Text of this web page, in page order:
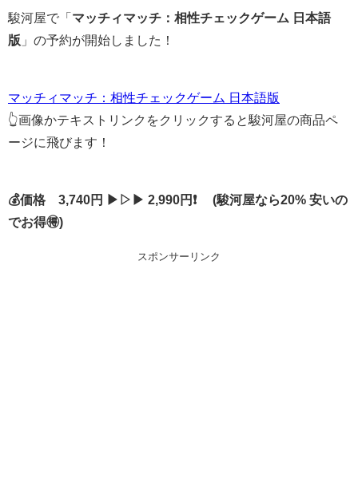
駿河屋で「 マッチィマッチ：相性チェックゲーム 日本語
版 」の予約が開始しました！
マッチィマッチ：相性チェックゲーム 日本語版
👆画像かテキストリンクをクリックすると駿河屋の商品ペ
ージに飛びます！
💰価格 3,740円 ▶▷▶ 2,990円❗ (駿河屋なら20% 安いの
でお得🉐)
スポンサーリンク